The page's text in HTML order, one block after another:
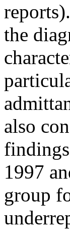
the
also
1997
group